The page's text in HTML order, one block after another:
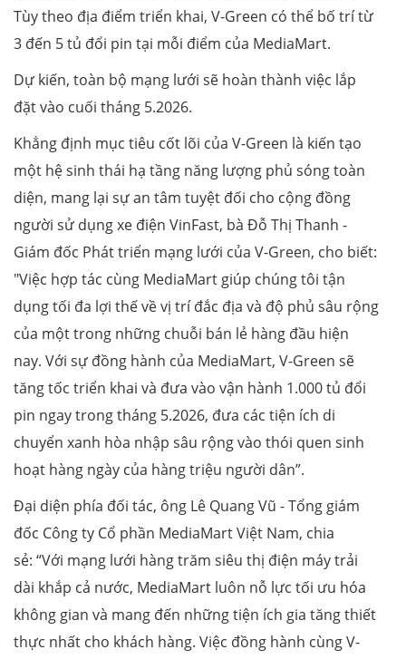
Tùy theo địa điểm triển khai, V-Green có thể bố trí từ
3 đến 5 tủ đổi pin tại mỗi điểm của MediaMart.
Dự kiến, toàn bộ mạng lưới sẽ hoàn thành việc lắp
đặt vào cuối tháng 5.2026.
Khẳng định mục tiêu cốt lõi của V-Green là kiến tạo
một hệ sinh thái hạ tầng năng lượng phủ sóng toàn
diện, mang lại sự an tâm tuyệt đối cho cộng đồng
người sử dụng xe điện VinFast, bà Đỗ Thị Thanh -
Giám đốc Phát triển mạng lưới của V-Green, cho biết:
"Việc hợp tác cùng MediaMart giúp chúng tôi tận
dụng tối đa lợi thế về vị trí đắc địa và độ phủ sâu rộng
của một trong những chuỗi bán lẻ hàng đầu hiện
nay. Với sự đồng hành của MediaMart, V-Green sẽ
tăng tốc triển khai và đưa vào vận hành 1.000 tủ đổi
pin ngay trong tháng 5.2026, đưa các tiện ích di
chuyển xanh hòa nhập sâu rộng vào thói quen sinh
hoạt hàng ngày của hàng triệu người dân”.
Đại diện phía đối tác, ông Lê Quang Vũ - Tổng giám
đốc Công ty Cổ phần MediaMart Việt Nam, chia
sẻ: “Với mạng lưới hàng trăm siêu thị điện máy trải
dài khắp cả nước, MediaMart luôn nỗ lực tối ưu hóa
không gian và mang đến những tiện ích gia tăng thiết
thực nhất cho khách hàng. Việc đồng hành cùng V-